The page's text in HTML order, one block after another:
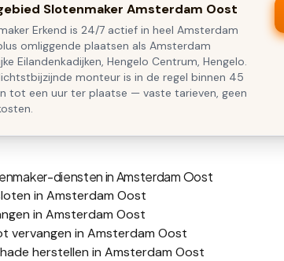
Slotenmaker Amsterdam Oost
Erkend is 24/7 actief in heel Amsterdam
omliggende plaatsen als Amsterdam
Eilandenkadijken, Hengelo Centrum, Hengelo.
monteur is in de regel binnen 45
tot een uur ter plaatse — vaste tarieven, geen
diensten inAmsterdam Oost
in Amsterdam Oost
in Amsterdam Oost
vervangen in Amsterdam Oost
herstellen in Amsterdam Oost